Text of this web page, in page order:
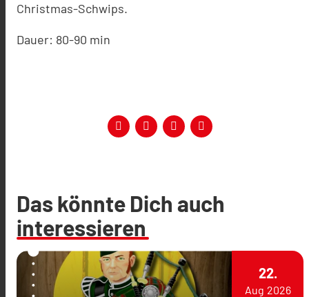
Christmas-Schwips.
Dauer: 80-90 min
Das könnte Dich auch
interessieren
22.
Aug 2026